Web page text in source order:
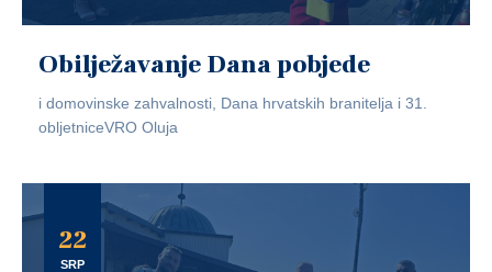
Obilježavanje Dana pobjede
i domovinske zahvalnosti, Dana hrvatskih branitelja i 31.
obljetniceVRO Oluja
22
SRP